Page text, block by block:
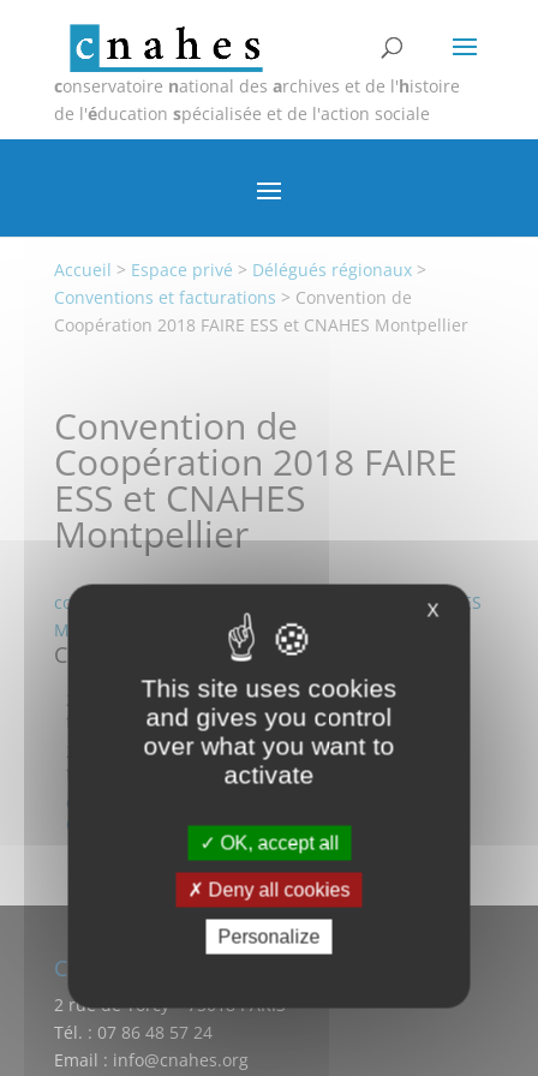
conservatoire national des archives et de l'histoire
de l'éducation spécialisée et de l'action sociale
Accueil > Espace privé > Délégués régionaux>
Conventions et facturations > Convention de
Coopération 2018 FAIRE ESS et CNAHES Montpellier
Convention de
Coopération 2018 FAIRE
ESS et CNAHES
Montpellier
convention de coopération 2018 Faire ESS et CNAHES
Montpellier
Conventions et facturations
2019 Nice IESTS Convention de prestation de
formation 2
2019 Nice IESTS Convention prestation de
formation 1
Convention de Coopération 2018 FAIRE ESS et
CNAHES Montpellier
Contactez-nous
2 rue de Torcy – 75018 PARIS
Tél. : 07 86 48 57 24
Email : info@cnahes.org
X
This site uses cookies
and gives you control
over what you want to
activate
OK, accept all
Deny all cookies
Personalize